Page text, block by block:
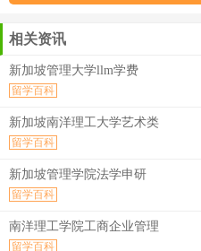
相关资讯
新加坡管理大学llm学费
留学百科
新加坡南洋理工大学艺术类
留学百科
新加坡管理学院法学申研
留学百科
南洋理工学院工商企业管理
留学百科